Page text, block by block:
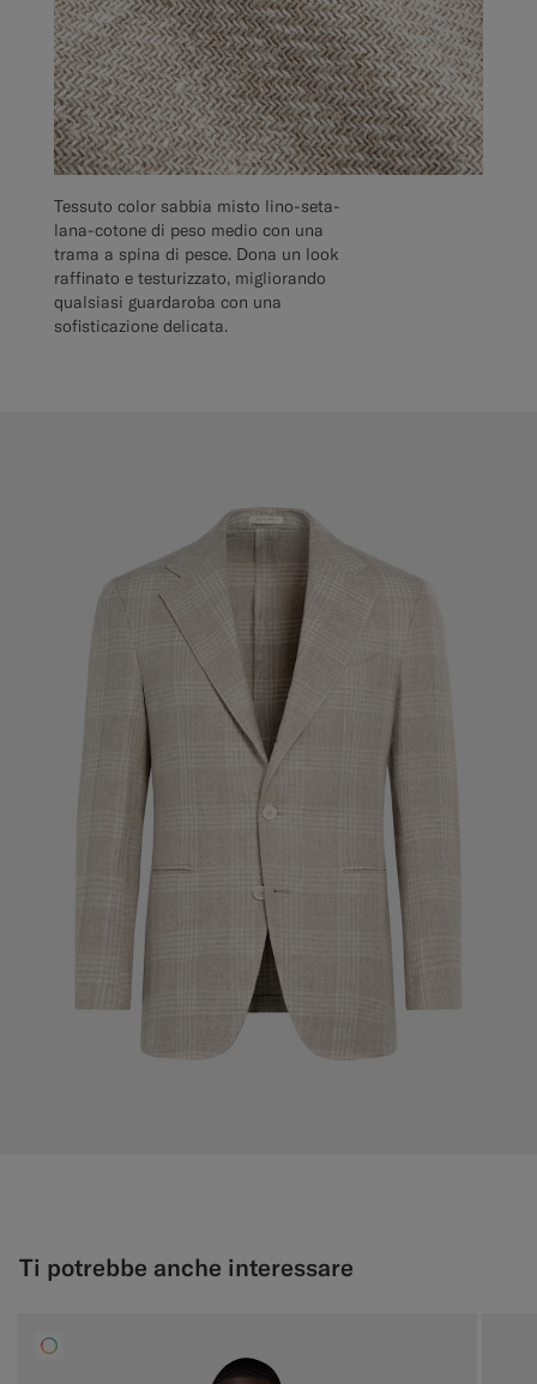
Tessuto color sabbia misto lino-seta-
lana-cotone di peso medio con una
trama a spina di pesce. Dona un look
raffinato e testurizzato, migliorando
qualsiasi guardaroba con una
sofisticazione delicata.
Ti potrebbe anche interessare